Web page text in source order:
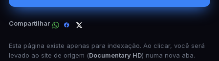
Compartilhar
Esta página existe apenas para indexação. Ao clicar, você será
levado ao site de origem (Documentary HD) numa nova aba.